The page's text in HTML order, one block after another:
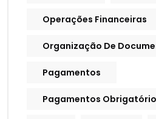
Operações Financeiras
Organização De
Pagamentos
Pagamentos